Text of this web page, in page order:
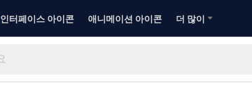
인터페이스 아이콘 애니메이션 아이콘 더 많이